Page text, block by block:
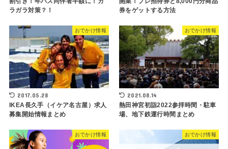
ラガラ対策？！
券をゲットする方法
おでかけ情報
2017.05.28
IKEA長久手（イケア名古屋）求人
募集開始情報まとめ
おでかけ情報
2021.08.14
熱田神宮初詣2022参拝時間・駐車
場、地下鉄運行時間まとめ
おでかけ情報 おでかけ情報